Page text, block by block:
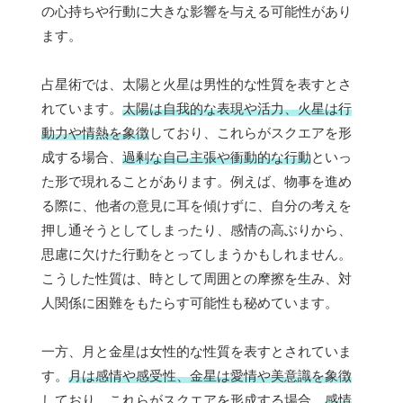
の心持ちや行動に大きな影響を与える可能性があり
ます。
占星術では、太陽と火星は男性的な性質を表すとさ
れています。 太陽は自我的な表現や活力、火星は行
動力や情熱を象徴しており、これらがスクエアを形
成する場合、 過剰な自己主張や衝動的な行動といっ
た形で現れることがあります。例えば、物事を進め
る際に、他者の意見に耳を傾けずに、自分の考えを
押し通そうとしてしまったり、感情の高ぶりから、
思慮に欠けた行動をとってしまうかもしれません。
こうした性質は、時として周囲との摩擦を生み、対
人関係に困難をもたらす可能性も秘めています。
一方、月と金星は女性的な性質を表すとされていま
す。 月は感情や感受性、金星は愛情や美意識を象徴
しており、これらがスクエアを形成する場合、 感情